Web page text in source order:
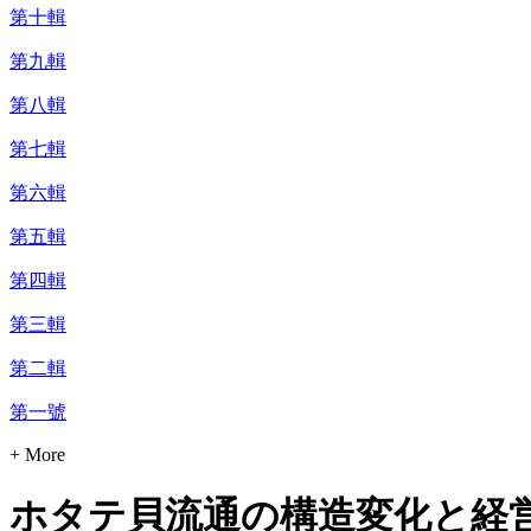
第十輯
第九輯
第八輯
第七輯
第六輯
第五輯
第四輯
第三輯
第二輯
第一號
+ More
ホタテ貝流通の構造変化と経